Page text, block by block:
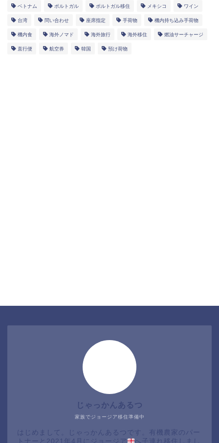
ベトナム ポルトガル ポルトガル移住 メキシコ ワイン
台湾 問い合わせ 座席指定 手荷物 機内持ち込み手荷物
機内食 海外ノマド 海外旅行 海外移住 燃油サーチャージ
直行便 航空券 韓国 預け荷物
家族でジョージア移住準備中
じゃっかんあるつ
はじめまして。じゃっかんあるつです。有機農家のパー
トナーと2021年4月にジョージア
へ子連れ移住しまし